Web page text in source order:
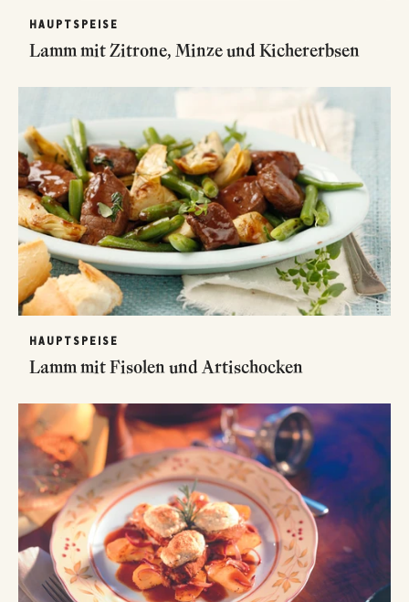
HAUPTSPEISE
Lamm mit Zitrone, Minze und Kichererbsen
HAUPTSPEISE
Lamm mit Fisolen und Artischocken